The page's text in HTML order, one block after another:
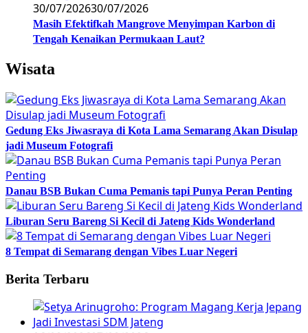
30/07/202630/07/2026
Masih Efektifkah Mangrove Menyimpan Karbon di
Tengah Kenaikan Permukaan Laut?
Wisata
Gedung Eks Jiwasraya di Kota Lama Semarang Akan Disulap
jadi Museum Fotografi
Danau BSB Bukan Cuma Pemanis tapi Punya Peran Penting
Liburan Seru Bareng Si Kecil di Jateng Kids Wonderland
8 Tempat di Semarang dengan Vibes Luar Negeri
Berita Terbaru